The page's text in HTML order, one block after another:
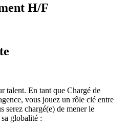
H/F
talent. En tant que Chargé de
vous jouez un rôle clé entre
serez chargé(e) de mener le
globalité :